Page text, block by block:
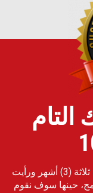
في حالة ما إذا أدخلت البيانات بانتظام لمدة ثلاثة (3) أشهر ورأيت
حينها سوف نقوم